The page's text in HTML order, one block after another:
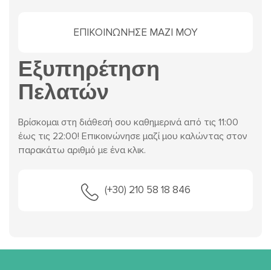
ΕΠΙΚΟΙΝΩΝΗΣΕ ΜΑΖΙ ΜΟΥ
Εξυπηρέτηση
Πελατών
Βρίσκομαι στη διάθεσή σου καθημερινά από τις 11:00
έως τις 22:00! Επικοινώνησε μαζί μου καλώντας στον
παρακάτω αριθμό με ένα κλικ.
(+30) 210 58 18 846